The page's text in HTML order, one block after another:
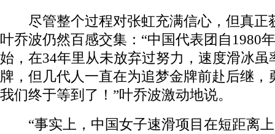
尽管整个过程对张虹充满信心，但真正
叶乔波仍然百感交集：“中国代表团自1980
始，在34年里从未放弃过努力，速度滑冰虽
牌，但几代人一直在为追梦金牌前赴后继，
我们终于等到了！”叶乔波激动地说。
“事实上，中国女子速滑项目在短距离上